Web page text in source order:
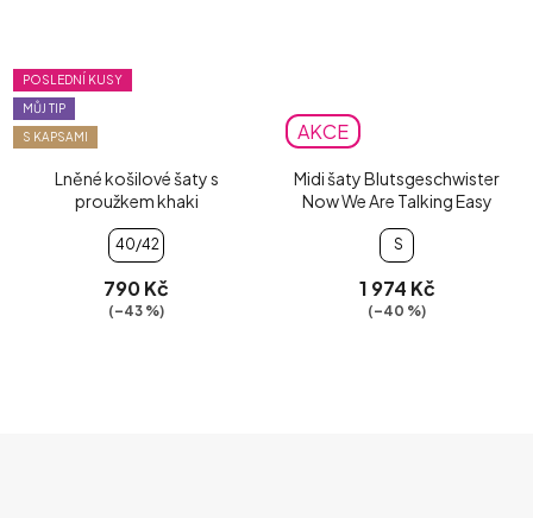
POSLEDNÍ KUSY
MŮJ TIP
S KAPSAMI
Lněné košilové šaty s
proužkem khaki
40/42
790 Kč
(–43 %)
AKCE
Midi šaty Blutsgeschwister
Now We Are Talking Easy
S
1 974 Kč
(–40 %)